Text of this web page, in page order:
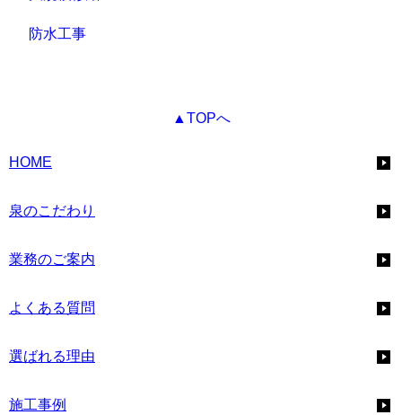
防水工事
▲TOPへ
HOME
泉のこだわり
業務のご案内
よくある質問
選ばれる理由
施工事例